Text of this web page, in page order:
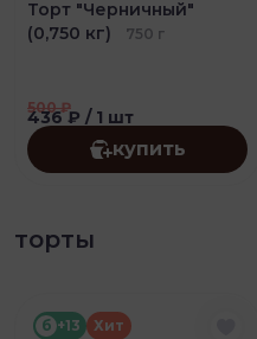
Торт "Черничный"
(0,750 кг)
750 г
500₽
436 ₽ / 1 шт
купить
торты
б +13 Хит